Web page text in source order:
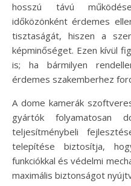
hosszú távú
időközönként érdemes
tisztaságát, hiszen a
képminőséget. Ezen kívül
is; ha bármilyen
érdemes szakemberhez
A dome kamerák
gyártók folyamatosan
teljesítménybeli
telepítése biztosítja,
funkciókkal és védelmi
maximális biztonságot